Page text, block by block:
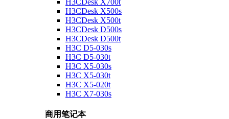
H3CDesk X500s
H3CDesk X500t
H3CDesk D500s
H3CDesk D500t
H3C D5-030s
H3C D5-030t
H3C X5-030s
H3C X5-030t
H3C X5-020t
H3C X7-030s
商用笔记本